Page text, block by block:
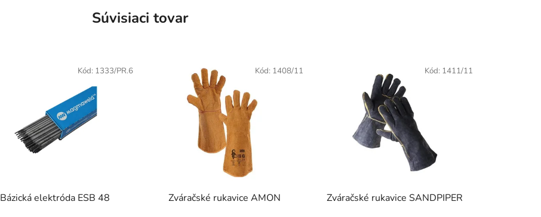
Súvisiaci tovar
Bázická elektróda ESB 48
Kód: 1333/PR.6
Zváračské rukavice AMON
Kód: 1408/11
Zváračské rukavice SANDPIPER
Kód: 1411/11